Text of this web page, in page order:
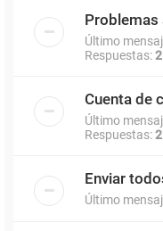
Último
Respuestas:2
Cuenta de
Último
Respuestas:2
Enviar
Último